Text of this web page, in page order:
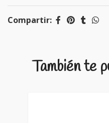
Compartir:
También te